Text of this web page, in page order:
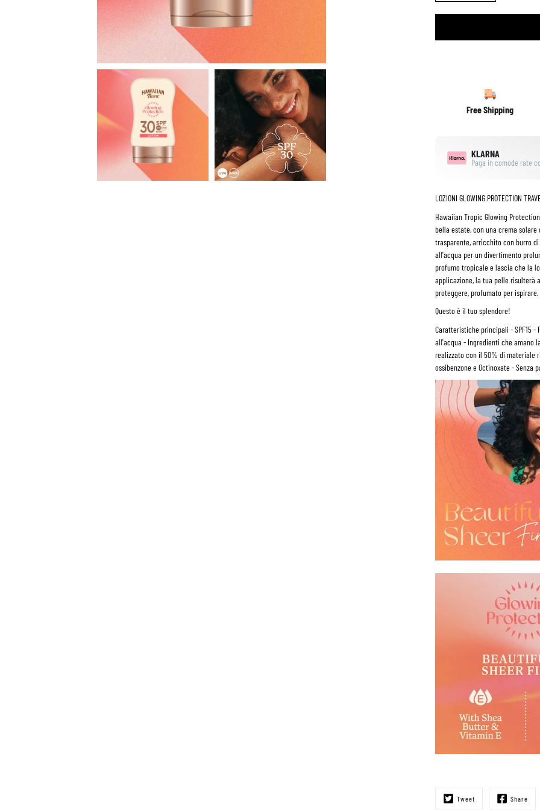
Open
Open
lightbox
Free Shipping
KLARNA
Paga in comode rate
LOZIONI GLOWING PROTECTION
Hawaiian Tropic Glowing
bella estate, con una crema
trasparente, arricchito con burro
all'acqua per un divertimento
profumo tropicale e lascia che la
applicazione, la tua pelle risulterà
proteggere, profumato per ispirare.
Questo è il tuo splendore!
Caratteristiche principali - SPF15 -
all'acqua - Ingredienti che amano
realizzato con il 50% di materiale
ossibenzone e Octinoxate - Senza
Tweet Share